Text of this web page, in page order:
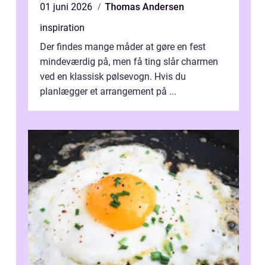
01 juni 2026
Thomas Andersen
inspiration
Der findes mange måder at gøre en fest
mindeværdig på, men få ting slår charmen
ved en klassisk pølsevogn. Hvis du
planlægger et arrangement på ...